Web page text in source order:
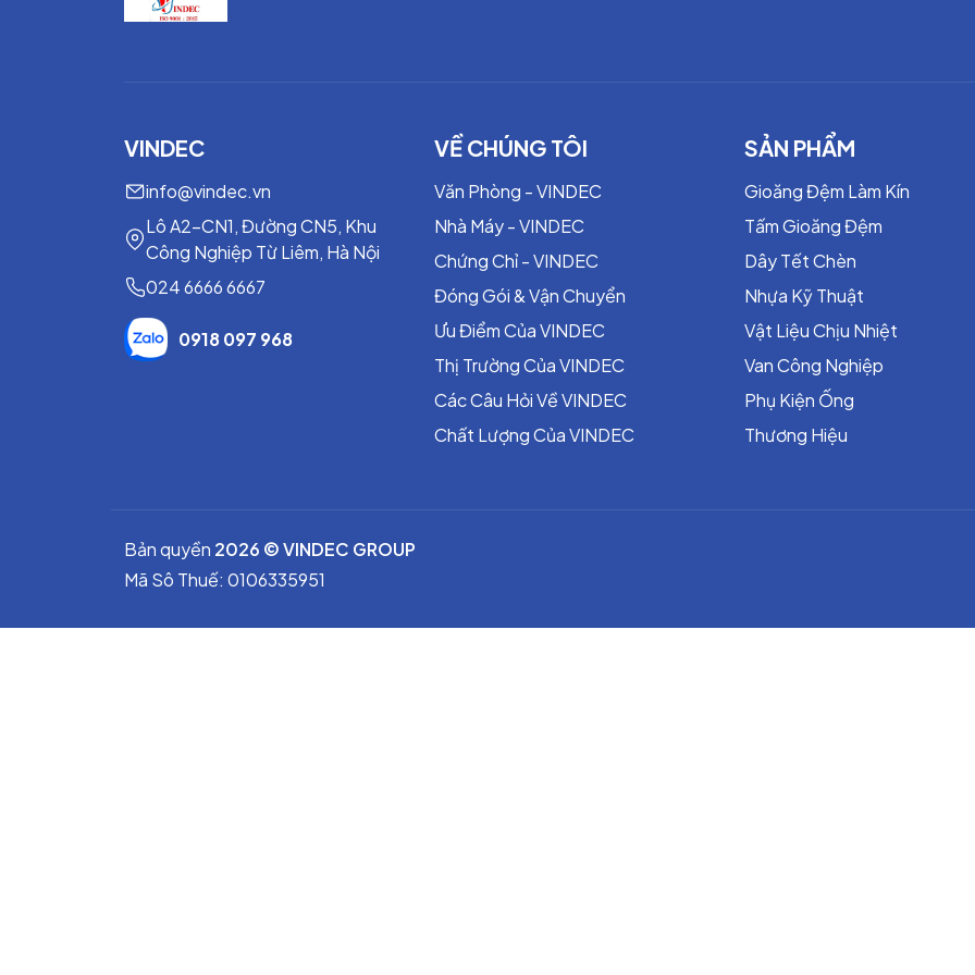
FDA - 1082 SAN
VINDEC
info@vindec.vn
Lô A2-CN1, Đường CN5, Khu
Công Nghiệp Từ Liêm, Hà Nội
024 6666 6667
0918 097 968
VỀ CHÚNG TÔI
Văn Phòng - VINDEC
Nhà Máy - VINDEC
Chứng Chỉ - VINDEC
Đóng Gói & Vận Chuyển
Ưu Điểm Của VINDEC
Thị Trường Của VINDEC
Các Câu Hỏi Về VINDEC
Chất Lượng Của VINDEC
SẢN PHẨM
Gioăng Đệm Làm Kín
Tấm Gioăng Đệm
Dây Tết Chèn
Nhựa Kỹ Thuật
Vật Liệu Chịu Nhiệt
Van Công Nghiệp
Phụ Kiện Ống
Thương Hiệu
Bản quyền 2026 © VINDEC GROUP
Mã Sô Thuế: 0106335951